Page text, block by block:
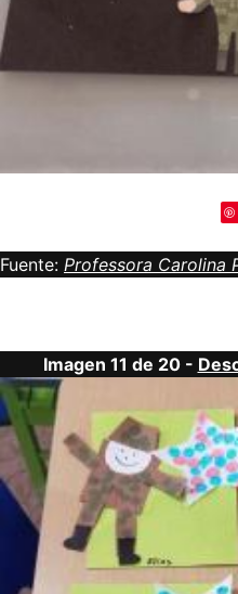
Fuente: Professora Carolina
Imagen 11 de 20 -